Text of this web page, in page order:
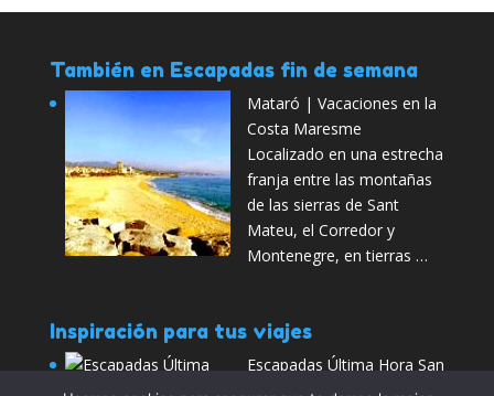
También en Escapadas fin de semana
Mataró | Vacaciones en la
Costa Maresme
Localizado en una estrecha
franja entre las montañas
de las sierras de Sant
Mateu, el Corredor y
Montenegre, en tierras …
Inspiración para tus viajes
Escapadas Última Hora San
Valentín. Ofertas